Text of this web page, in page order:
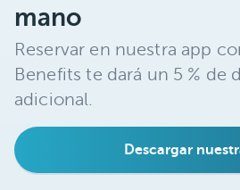
mano
Reservar en nuestra app
Benefits te dará un 5 % de
adicional.
Descargar